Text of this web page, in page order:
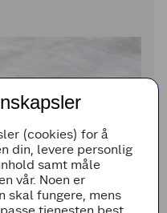
(cookies) for å
din, levere personlig
samt måle
vår. Noen er
skal fungere, mens
tjenesten best